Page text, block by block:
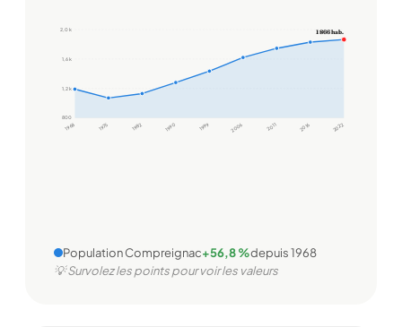
800
1,2 k
1,6 k
2,0 k
1968 1975 1982 1990 1999 2006 2011 2016 2022
1 866 hab.
Population Compreignac+56,8 %depuis 1968
💡 Survolez les points pour voir les valeurs